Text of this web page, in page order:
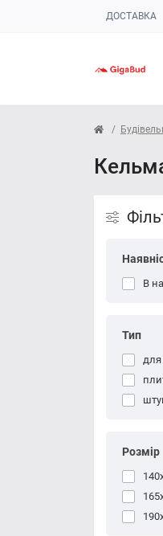
ДОСТАВКА
В
Тип
для
Розмір